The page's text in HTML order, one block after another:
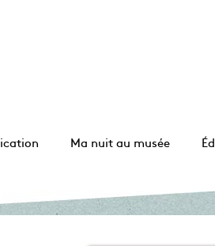
Ma nuit au musée